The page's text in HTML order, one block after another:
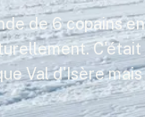
de 6 copains
Val d'Isère